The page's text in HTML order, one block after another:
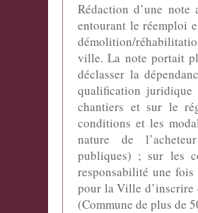
Rédaction d’une
entourant le réemploi
démolition/
ville. La note portait
déclasser la
qualification juridique
chantiers et sur le
conditions et les
nature de
publiques) ; sur les
responsabilité une
pour la Ville d’inscrire
(Commune de plus de